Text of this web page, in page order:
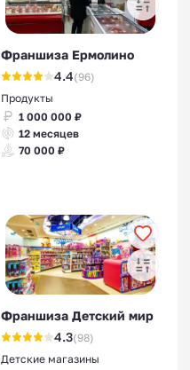
Франшиза Ермолино
4.4(96)
Продукты
1 000 000 ₽
12 месяцев
70 000 ₽
Франшиза Детский мир
4.3(98)
Детские магазины